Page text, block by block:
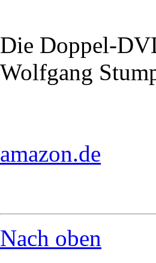
Die Doppel-
Wolfgang
amazon.de
Nach oben